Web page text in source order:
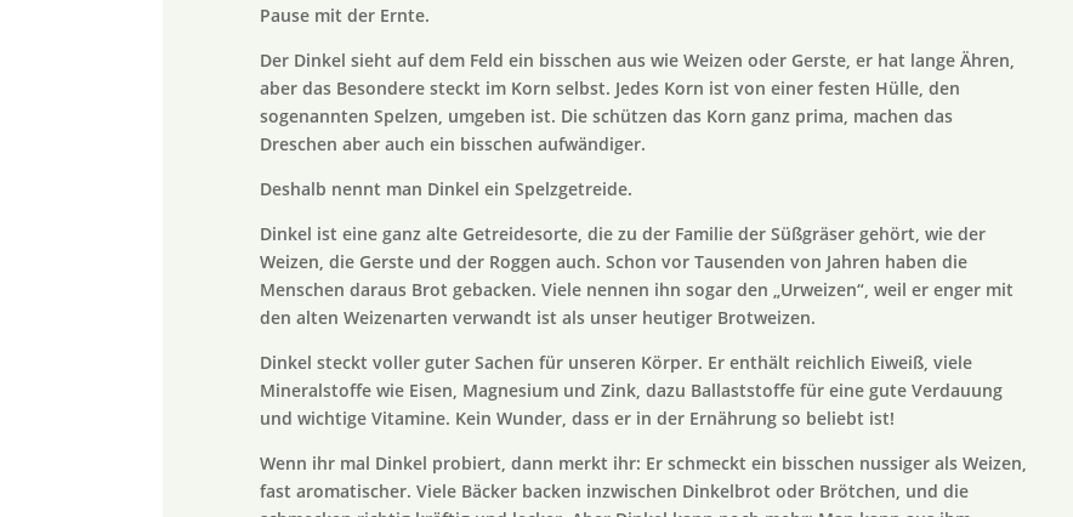
Pause mit der Ernte.
Der Dinkel sieht auf dem Feld ein bisschen aus wie Weizen oder Gerste, er hat lange Ähren,
aber das Besondere steckt im Korn selbst. Jedes Korn ist von einer festen Hülle, den
sogenannten Spelzen, umgeben ist. Die schützen das Korn ganz prima, machen das
Dreschen aber auch ein bisschen aufwändiger.
Deshalb nennt man Dinkel ein Spelzgetreide.
Dinkel ist eine ganz alte Getreidesorte, die zu der Familie der Süßgräser gehört, wie der
Weizen, die Gerste und der Roggen auch. Schon vor Tausenden von Jahren haben die
Menschen daraus Brot gebacken. Viele nennen ihn sogar den „Urweizen“, weil er enger mit
den alten Weizenarten verwandt ist als unser heutiger Brotweizen.
Dinkel steckt voller guter Sachen für unseren Körper. Er enthält reichlich Eiweiß, viele
Mineralstoffe wie Eisen, Magnesium und Zink, dazu Ballaststoffe für eine gute Verdauung
und wichtige Vitamine. Kein Wunder, dass er in der Ernährung so beliebt ist!
Wenn ihr mal Dinkel probiert, dann merkt ihr: Er schmeckt ein bisschen nussiger als Weizen,
fast aromatischer. Viele Bäcker backen inzwischen Dinkelbrot oder Brötchen, und die